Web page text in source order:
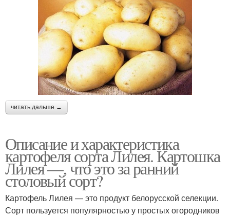
читать дальше →
Описание и характеристика
картофеля сорта Лилея. Картошка
Лилея —, что это за ранний
столовый сорт?
Картофель Лилея — это продукт белорусской селекции.
Сорт пользуется популярностью у простых огородников